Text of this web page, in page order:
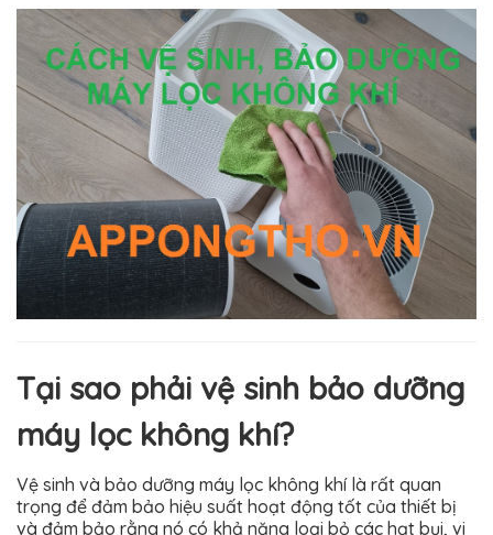
Tại sao phải vệ sinh bảo dưỡng
máy lọc không khí?
Vệ sinh và bảo dưỡng máy lọc không khí là rất quan
trọng để đảm bảo hiệu suất hoạt động tốt của thiết bị
và đảm bảo rằng nó có khả năng loại bỏ các hạt bụi, vi